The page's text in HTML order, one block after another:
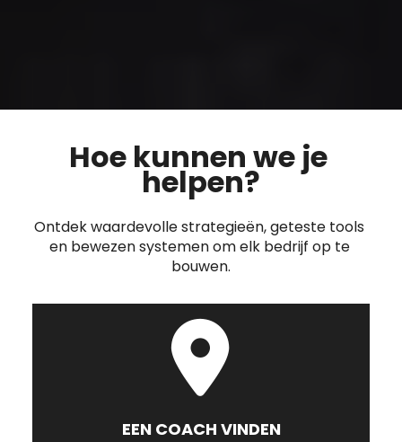
Hoe kunnen we je
helpen?
Ontdek waardevolle strategieën, geteste tools
en bewezen systemen om elk bedrijf op te
bouwen.
EEN COACH VINDEN